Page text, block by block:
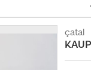
dış kenara açılma
2400, yük
çatal
KAUP